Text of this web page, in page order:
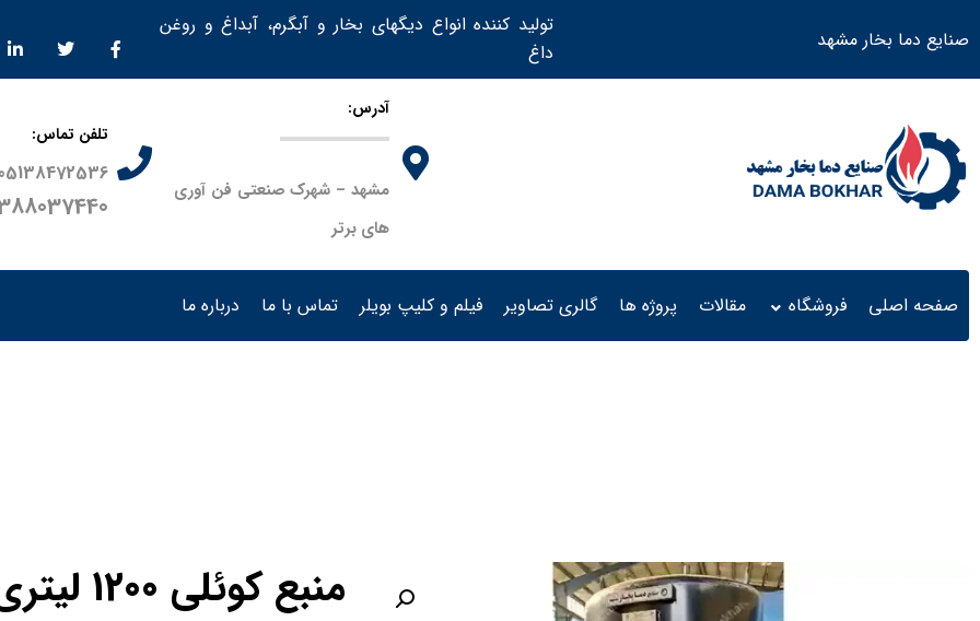
صنایع دما بخار مشهد
تولید کننده انواع دیگهای بخار و آبگرم، آبداغ و روغن
داغ ​
آدرس:
مشهد – شهرک صنعتی فن آوری
های برتر
تلفن تماس:
05138472536
صفحه اصلی فروشگاه مقالات پروژه ها گالری تصاویر فیلم و کلیپ بویلر تماس با ما درباره ما
منبع کوئلی 1200 لیتری